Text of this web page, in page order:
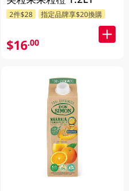
2件$28 指定品牌享$20換購
$16.00